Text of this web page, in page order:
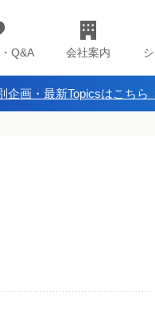
Q&A 会社案内
企画・最新Topicsはこちら